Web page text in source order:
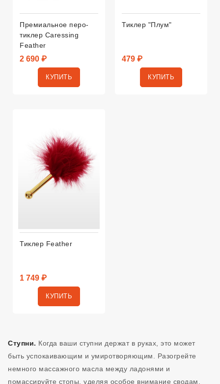
Премиальное перо-
тиклер Caressing
Feather
2 690 ₽
КУПИТЬ
Тиклер "Плум"
479 ₽
КУПИТЬ
Тиклер Feather
1 749 ₽
КУПИТЬ
Ступни. Когда ваши ступни держат в руках, это может
быть успокаивающим и умиротворяющим. Разогрейте
немного массажного масла между ладонями и
помассируйте стопы, уделяя особое внимание сводам,